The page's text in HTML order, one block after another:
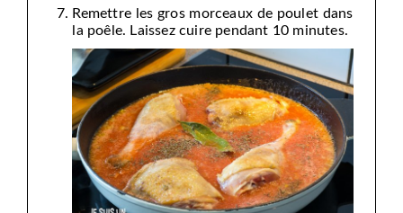
Remettre les gros morceaux de poulet dans
la poêle. Laissez cuire pendant 10 minutes.